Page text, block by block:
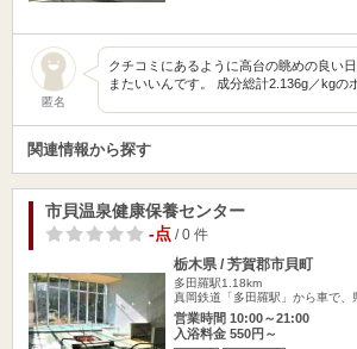
匿名
クチコミにあるように高台の眺めの良い
またいいんです。 成分総計2.136g／kgの
関連情報から探す
市貝温泉健康保養センター
-点/ 0 件
栃木県 / 芳賀郡市貝町
多田羅駅1.18km
真岡鉄道「多田羅駅」から車で
営業時間 10:00～21:00
入浴料金 550円～